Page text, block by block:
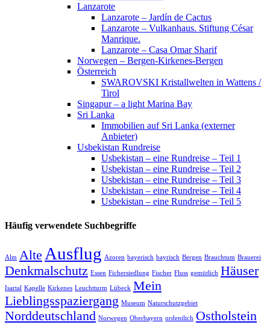
Lanzarote
Lanzarote – Jardín de Cactus
Lanzarote – Vulkanhaus. Stiftung César
Manrique.
Lanzarote – Casa Omar Sharif
Norwegen – Bergen-Kirkenes-Bergen
Österreich
SWAROVSKI Kristallwelten in Wattens /
Tirol
Singapur – a light Marina Bay
Sri Lanka
Immobilien auf Sri Lanka (externer
Anbieter)
Usbekistan Rundreise
Usbekistan – eine Rundreise – Teil 1
Usbekistan – eine Rundreise – Teil 2
Usbekistan – eine Rundreise – Teil 3
Usbekistan – eine Rundreise – Teil 4
Usbekistan – eine Rundreise – Teil 5
Häufig verwendete Suchbegriffe
Alm Alte Ausflug Azoren bayerisch bayrisch Bergen Brauchtum Brauerei
Denkmalschutz Essen Fichersiedlung Fischer Fluss gemütlich Häuser
Isartal Kapelle Kirkenes Leuchtturm Lübeck Mein
Lieblingsspaziergang Museum Naturschutzgebiet
Norddeutschland Norwegen Oberbayern ordentlich Ostholstein